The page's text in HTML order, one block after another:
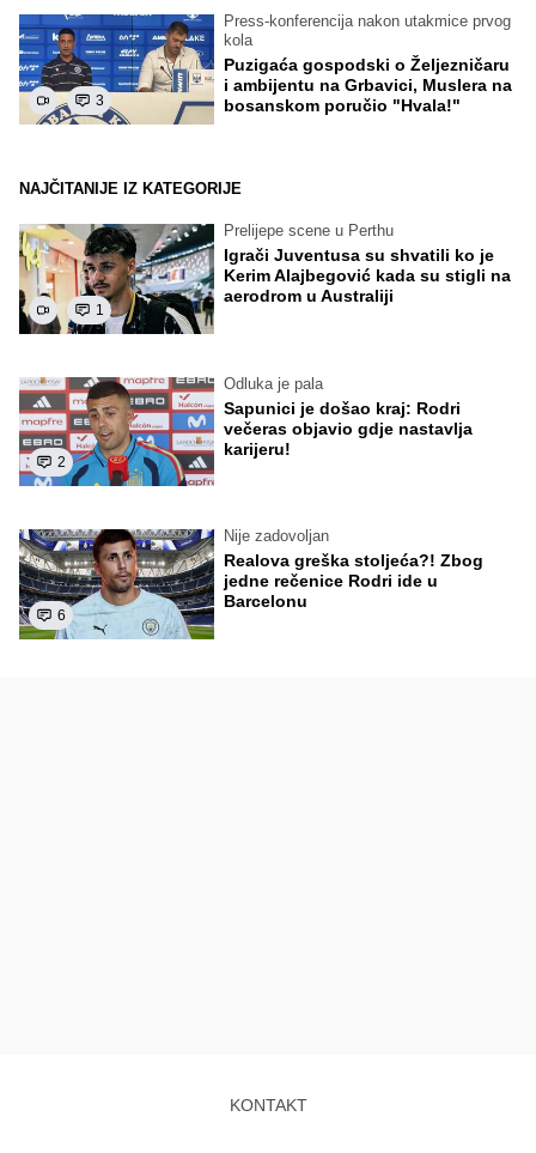
3
Press-konferencija nakon utakmice prvog
kola
Puzigaća gospodski o Željezničaru
i ambijentu na Grbavici, Muslera na
bosanskom poručio "Hvala!"
NAJČITANIJE IZ KATEGORIJE
1
Prelijepe scene u Perthu
Igrači Juventusa su shvatili ko je
Kerim Alajbegović kada su stigli na
aerodrom u Australiji
2
Odluka je pala
Sapunici je došao kraj: Rodri
večeras objavio gdje nastavlja
karijeru!
6
Nije zadovoljan
Realova greška stoljeća?! Zbog
jedne rečenice Rodri ide u
Barcelonu
KONTAKT